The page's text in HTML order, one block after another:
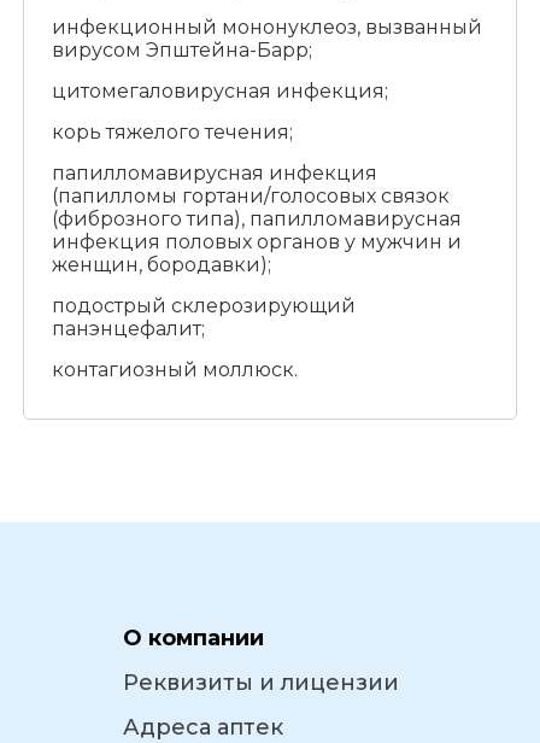
инфекционный мононуклеоз, вызванный
вирусом Эпштейна-Барр;
цитомегаловирусная инфекция;
корь тяжелого течения;
папилломавирусная инфекция
(папилломы гортани/голосовых связок
(фиброзного типа), папилломавирусная
инфекция половых органов у мужчин и
женщин, бородавки);
подострый склерозирующий
панэнцефалит;
контагиозный моллюск.
О компании
Реквизиты и лицензии
Адреса аптек